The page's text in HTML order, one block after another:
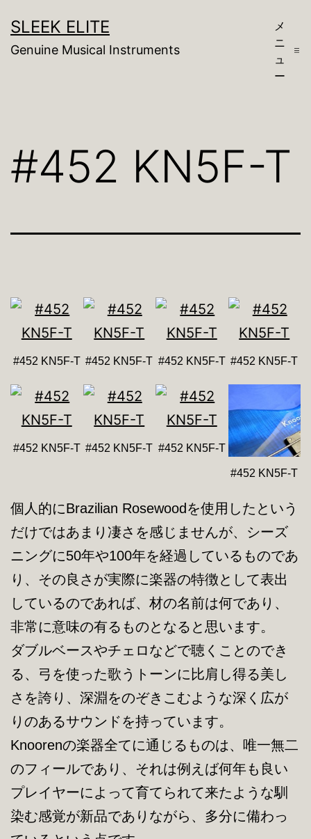
ン
テ
キ
SLEEK ELITE
Genuine Musical Instruments
メ
ニ
ュ
ー
#452 KN5F-T
#452 KN5F-T #452 KN5F-T #452 KN5F-T #452 KN5F-T
#452 KN5F-T #452 KN5F-T #452 KN5F-T
#452 KN5F-T
個人的にBrazilian Rosewoodを使用したという
だけではあまり凄さを感じませんが、シーズ
ニングに50年や100年を経過しているものであ
り、その良さが実際に楽器の特徴として表出
しているのであれば、材の名前は何であり、
非常に意味の有るものとなると思います。
ダブルベースやチェロなどで聴くことのでき
る、弓を使った歌うトーンに比肩し得る美し
さを誇り、深淵をのぞきこむような深く広が
りのあるサウンドを持っています。
Knoorenの楽器全てに通じるものは、唯一無二
のフィールであり、それは例えば何年も良い
プレイヤーによって育てられて来たような馴
染む感覚が新品でありながら、多分に備わっ